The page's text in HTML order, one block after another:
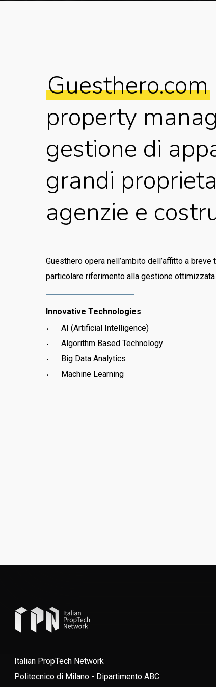
Guesthero.com
property
gestione di
grandi
agenzie e
Guesthero opera nell’ambito dell’affitto a
particolare riferimento alla gestione
Innovative Technologies
AI (Artificial Intelligence)
Algorithm Based Technology
Big Data Analytics
Machine Learning
Italian PropTech Network
Politecnico di Milano - Dipartimento ABC